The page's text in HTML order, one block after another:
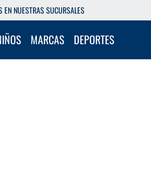
EN NUESTRAS SUCURSALES
MARCAS DEPORTES